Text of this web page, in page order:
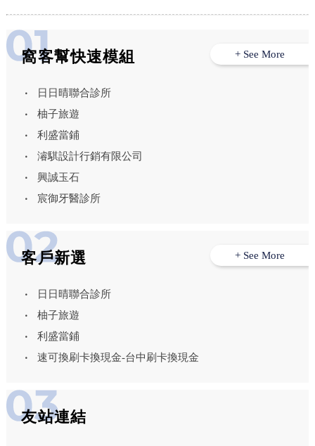
窩客幫快速模組
日日晴聯合診所
柚子旅遊
利盛當鋪
濬騏設計行銷有限公司
興誠玉石
宸御牙醫診所
+ See More
客戶新選
日日晴聯合診所
柚子旅遊
利盛當鋪
速可換刷卡換現金-台中刷卡換現金
+ See More
友站連結